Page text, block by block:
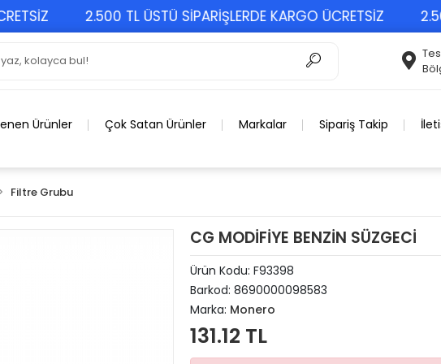
2.500 TL ÜSTÜ SİPARİŞLERDE KARGO ÜCRETSİZ 2.500
Ürünler Çok Satan Ürünler Markalar Sipariş Takip
Filtre Grubu
CG MODİFİYE BENZİN SÜZGECİ
Ürün Kodu: F93398
Barkod: 8690000098583
Marka: Monero
131.12 TL